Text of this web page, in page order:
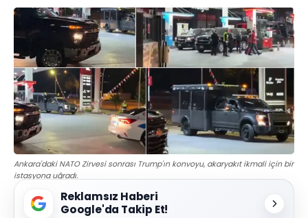
Ankara'daki NATO Zirvesi sonrası Trump'ın konvoyu, akaryakıt ikmali için bir
istasyona uğradı.
Reklamsız Haberi
Google'da Takip Et!